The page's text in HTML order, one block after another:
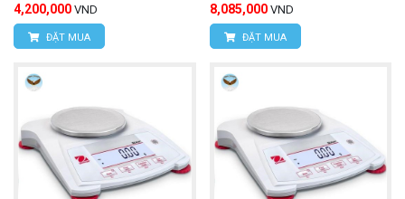
4,200,000 VND
ĐẶT MUA
8,085,000 VND
ĐẶT MUA